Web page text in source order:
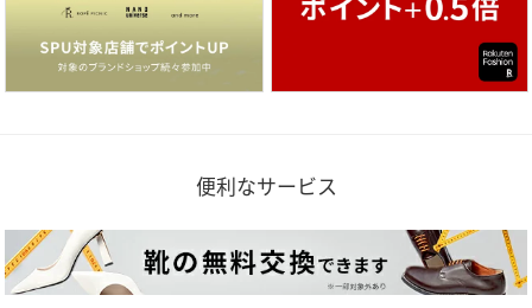
便利なサービス